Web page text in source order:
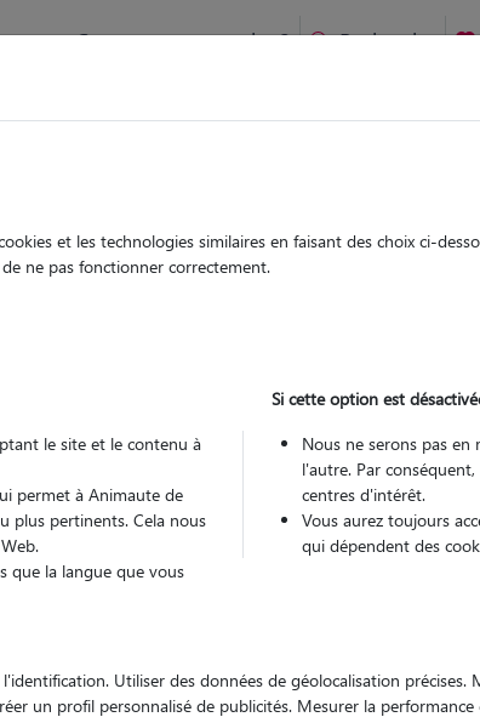
Comment ça marche ? Recherche
et les technologies similaires en faisant des choix ci-
ne pas fonctionner correctement.
le site et le contenu à
permet à Animaute de
plus pertinents. Cela nous
que la langue que vous
Si cette option est
Nous ne serons pas en
l'autre. Par
centres d'intérêt.
Vous aurez toujours
qui dépendent des
Utiliser des données de géolocalisation précises.
un profil personnalisé de publicités. Mesurer la